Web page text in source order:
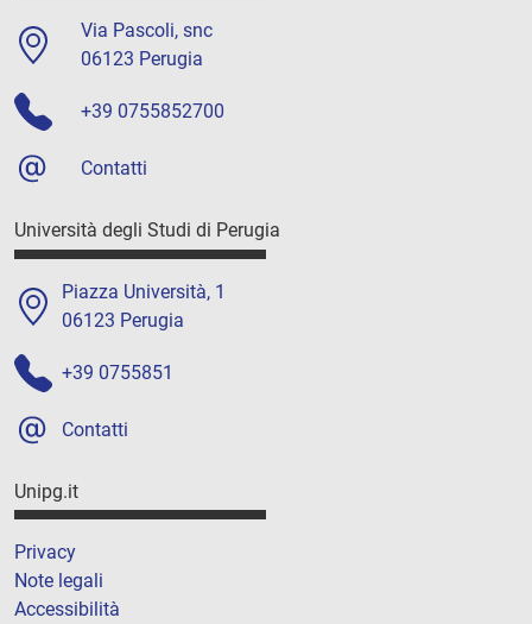
Via Pascoli, snc
06123 Perugia
+39 0755852700
Contatti
Università degli Studi di Perugia
Piazza Università, 1
06123 Perugia
+39 0755851
Contatti
Unipg.it
Privacy
Note legali
Accessibilità